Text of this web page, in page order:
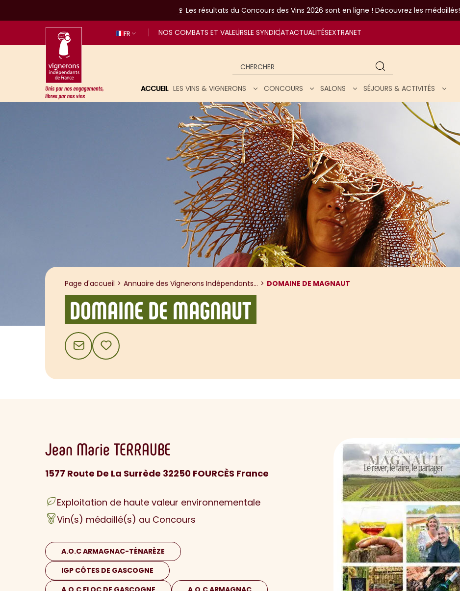
🍷 Les résultats du Concours des Vins 2026 sont en ligne ! Découvrez les médaillés!
FR NOS COMBATS ET VALEURSLE SYNDICATACTUALITÉSEXTRANET
Unis par nos engagements, libres par nos vins
Chercher
ACCUEIL LES VINS & VIGNERONS CONCOURS SALONS SÉJOURS & ACTIVITÉS
Page d'accueil Annuaire des Vignerons Indépendants... DOMAINE DE MAGNAUT
DOMAINE DE MAGNAUT
CONTACTAJOUTER AUX FAVORIS
Jean Marie TERRAUBE
1577 Route De La Surrède 32250 FOURCÈS France
Exploitation de haute valeur environnementale
Vin(s) médaillé(s) au Concours
A.O.C ARMAGNAC-TÉNARÈZE
IGP CÔTES DE GASCOGNE